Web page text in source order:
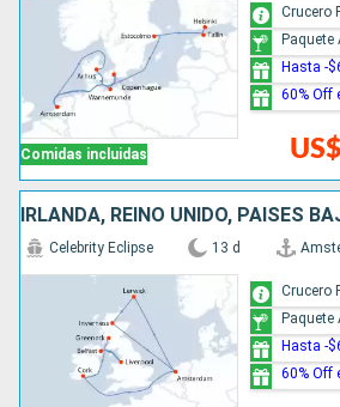
Comidas incluidas
Crucero
Paquete
Hasta -
60% Off
IRLANDA, REINO UNIDO, PAISES
Celebrity Eclipse 13 d
Crucero
Paquete
Hasta -
60% Off